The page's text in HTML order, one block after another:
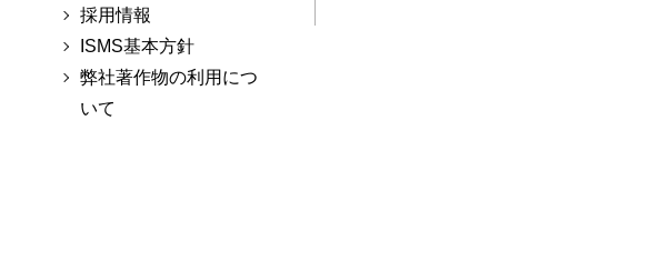
採用情報
ISMS基本方針
弊社著作物の利用につ
いて